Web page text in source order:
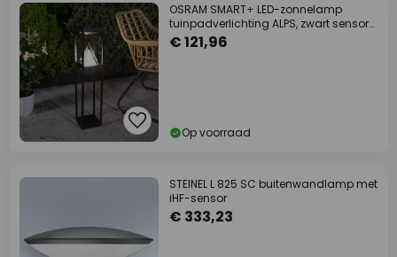
OSRAM SMART+ LED-zonnelamp
tuinpadverlichting ALPS, zwart sensor
IP44
€ 121,96
Op voorraad
STEINEL L 825 SC buitenwandlamp met
iHF-sensor
€ 333,23